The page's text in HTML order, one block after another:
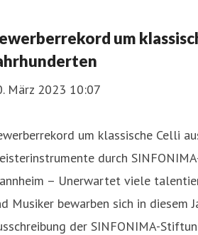
um
März 2023 10:07
um klassische Celli
durch
– Unerwartet viele
Musiker bewarben sich in diesem
der SINFONIMA-